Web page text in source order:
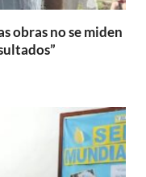
obras no se miden